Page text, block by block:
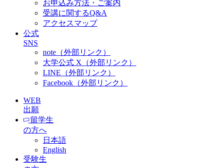
お申込み方法・ご案内
受講に関するQ&A
アクセスマップ
公式
SNS
note（外部リンク）
大学公式 X（外部リンク）
LINE（外部リンク）
Facebook（外部リンク）
WEB
出願
留学生
の方へ
日本語
English
受験生